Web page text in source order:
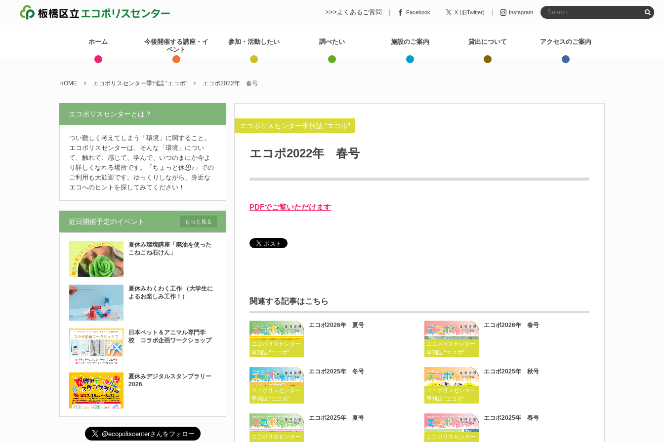
>>>よくあるご質問 Facebook X (旧Twitter) Instagram
ホーム
今後開催する講座・イ
ベント
参加・活動したい 調べたい 施設のご案内 貸出について アクセスのご案内
HOME エコポリスセンター季刊誌 “エコポ” エコポ2022年 春号
エコポリスセンター季刊誌 “エコポ”
エコポ2022年 春号
PDFでご覧いただけます
関連する記事はこちら
エコポリスセンター
季刊誌 “エコポ”
エコポ2026年 夏号
エコポリスセンター
季刊誌 “エコポ”
エコポ2026年 春号
エコポリスセンター
季刊誌 “エコポ”
エコポ2025年 冬号
エコポリスセンター
季刊誌 “エコポ”
エコポ2025年 秋号
エコポリスセンター
エコポ2025年 夏号
エコポリスセンター
エコポ2025年 春号
エコポリスセンターとは？
つい難しく考えてしまう「環境」に関すること。
エコポリスセンターは、そんな「環境」につい
て、触れて、感じて、学んで、いつのまにか今よ
り詳しくなれる場所です。「ちょっと休憩♪」での
ご利用も大歓迎です。ゆっくりしながら、身近な
エコへのヒントを探してみてください！
近日開催予定のイベント
夏休み環境講座「廃油を使った
こねこね石けん」
夏休みわくわく工作 （大学生に
よるお楽しみ工作！）
日本ペット＆アニマル専門学
校 コラボ企画ワークショップ
夏休みデジタルスタンプラリー
2026
もっと見る